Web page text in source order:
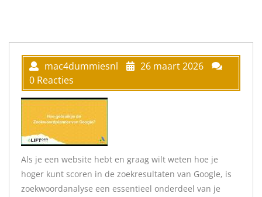
mac4dummiesnl
26 maart 2026
0 Reacties
Als je een website hebt en graag wilt weten hoe je
hoger kunt scoren in de zoekresultaten van Google, is
zoekwoordanalyse een essentieel onderdeel van je